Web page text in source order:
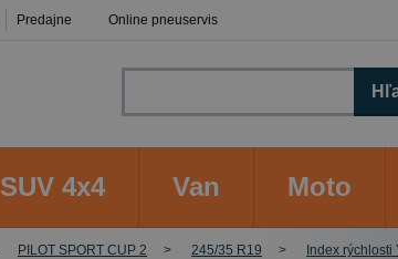
Predajne Online pneuservis
SUV 4x4 Van Moto
PILOT SPORT CUP 2 245/35 R19 Index rýchlosti